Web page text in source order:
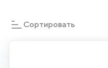
Сортировать